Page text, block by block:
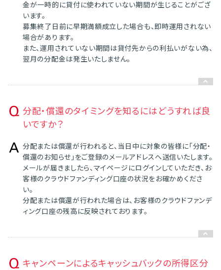
金が一時的に貸付に使われていない期間が生じることがござ
います。
募集終了日前に早期満額成立した場合も、即時運用されない
場合があります。
また、運用されていない期間は貸付先からの利払いがない為、
翌月の分配金は発生いたしません。
分配・償還のタイミングを知るにはどうすれば良
いですか？
分配または償還が行われると、当日中に対象の皆様に「分配・
償還のお知らせ」をご登録のメールアドレスへ送信いたします。
メールが届きましたら、マイページにログインしていただき、お
客様のクラウドファンディング口座の状況をお確かめくださ
い。
分配または償還が行われた場合は、お客様のクラウドファンデ
ィング口座の残高に反映されております。
キャンペーンによるキャッシュバックの所得区分